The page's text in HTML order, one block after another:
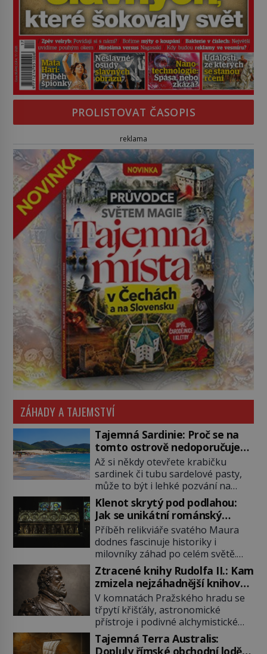
PROLISTOVAT ČASOPIS
reklama
ZÁHADY A TAJEMSTVÍ
Tajemná Sardinie: Proč se na
tomto ostrově nedoporučuje
pytlovat „mořské brambory“?
Až si někdy otevřete krabičku
sardinek či tubu sardelové pasty,
může to být i lehké pozvání na
cestu do srdce Středozemního
moře, na ostrov hrdých Sardů.
Věděli jste, že to byl právě italský
ostrov Sardinie, jenž těmto
produktům moře propůjčil své
jméno. Co dalšího je pro Sardinii
typické a pro Středoevropana
zajímavé? Na mapách má […]
Klenot skrytý pod podlahou:
Jak se unikátní románský
poklad dostal do zapadlého
Bečova?
Příběh relikviáře svatého Maura
dodnes fascinuje historiky i
milovníky záhad po celém světě.
Tato románská zlatnická památka
ze 13. století je po českých
korunovačních klenotech druhým
nejcennějším movitým majetkem v
České republice. Přestože byl
klenot v roce 1985 po dramatickém
pátrání kriminalistů úspěšně
nalezen, jeho minulost stále
Ztracené knihy Rudolfa II.: Kam
zmizela nejzáhadnější knihovna
Evropy?
V komnatách Pražského hradu se
třpytí křišťály, astronomické
přístroje i podivné alchymistické
rukopisy. Císař Rudolf II.
shromažďuje vše, co souvisí s
Tajemná Terra Australis:
Dopluly římské obchodní lodě